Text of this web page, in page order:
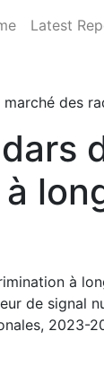
Latest
marché des
à
de signal
2023-